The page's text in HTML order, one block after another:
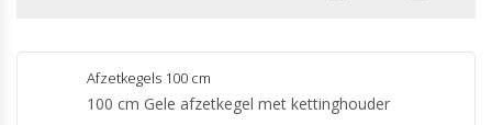
Afzetkegels 100 cm
100 cm Gele afzetkegel met kettinghouder